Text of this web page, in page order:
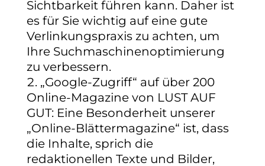
Sichtbarkeit führen kann. Daher ist
es für Sie wichtig auf eine gute
Verlinkungspraxis zu achten, um
Ihre Suchmaschinenoptimierung
zu verbessern.
„Google-Zugriff“ auf über 200
Online-Magazine von LUST AUF
GUT: Eine Besonderheit unserer
„Online-Blättermagazine“ ist, dass
die Inhalte, sprich die
redaktionellen Texte und Bilder,